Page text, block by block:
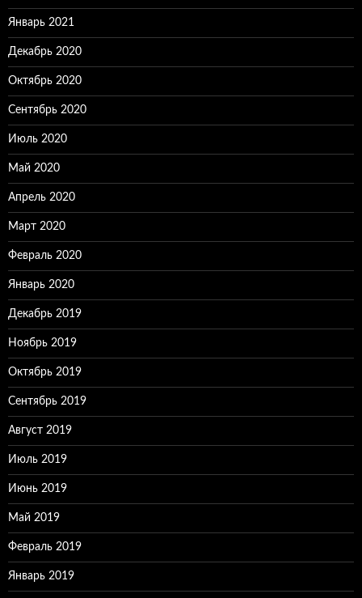
Январь 2021
Декабрь 2020
Октябрь 2020
Сентябрь 2020
Июль 2020
Май 2020
Апрель 2020
Март 2020
Февраль 2020
Январь 2020
Декабрь 2019
Ноябрь 2019
Октябрь 2019
Сентябрь 2019
Август 2019
Июль 2019
Июнь 2019
Май 2019
Февраль 2019
Январь 2019